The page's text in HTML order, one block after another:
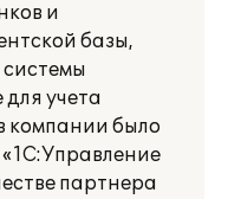
и
базы,
учета
компании было
партнера